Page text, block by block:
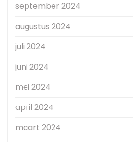
september 2024
augustus 2024
juli 2024
juni 2024
mei 2024
april 2024
maart 2024